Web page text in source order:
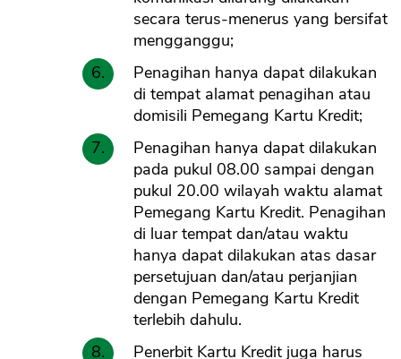
secara terus-menerus yang bersifat
mengganggu;
Penagihan hanya dapat dilakukan
di tempat alamat penagihan atau
domisili Pemegang Kartu Kredit;
Penagihan hanya dapat dilakukan
pada pukul 08.00 sampai dengan
pukul 20.00 wilayah waktu alamat
Pemegang Kartu Kredit. Penagihan
di luar tempat dan/atau waktu
hanya dapat dilakukan atas dasar
persetujuan dan/atau perjanjian
dengan Pemegang Kartu Kredit
terlebih dahulu.
Penerbit Kartu Kredit juga harus